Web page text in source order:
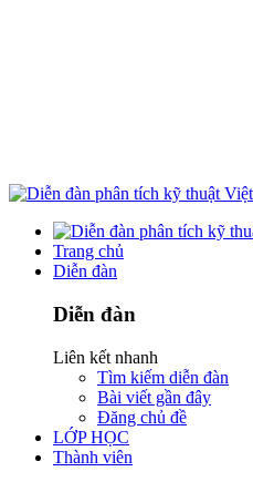
Trang chủ
Diễn đàn
Diễn đàn
Liên kết nhanh
Tìm kiếm diễn đàn
Bài viết gần đây
Đăng chủ đề
LỚP HỌC
Thành viên